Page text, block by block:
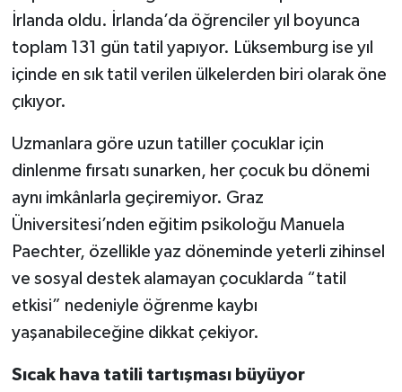
İrlanda oldu. İrlanda’da öğrenciler yıl boyunca
toplam 131 gün tatil yapıyor. Lüksemburg ise yıl
içinde en sık tatil verilen ülkelerden biri olarak öne
çıkıyor.
Uzmanlara göre uzun tatiller çocuklar için
dinlenme fırsatı sunarken, her çocuk bu dönemi
aynı imkânlarla geçiremiyor. Graz
Üniversitesi’nden eğitim psikoloğu Manuela
Paechter, özellikle yaz döneminde yeterli zihinsel
ve sosyal destek alamayan çocuklarda “tatil
etkisi” nedeniyle öğrenme kaybı
yaşanabileceğine dikkat çekiyor.
Sıcak hava tatili tartışması büyüyor